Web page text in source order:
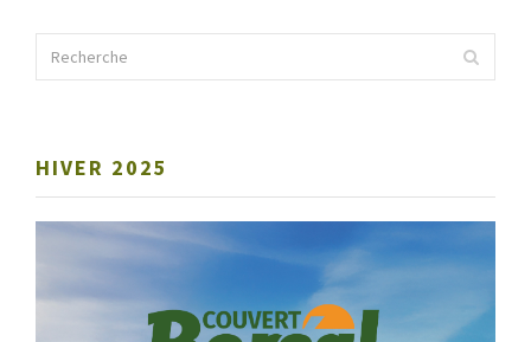
HIVER 2025